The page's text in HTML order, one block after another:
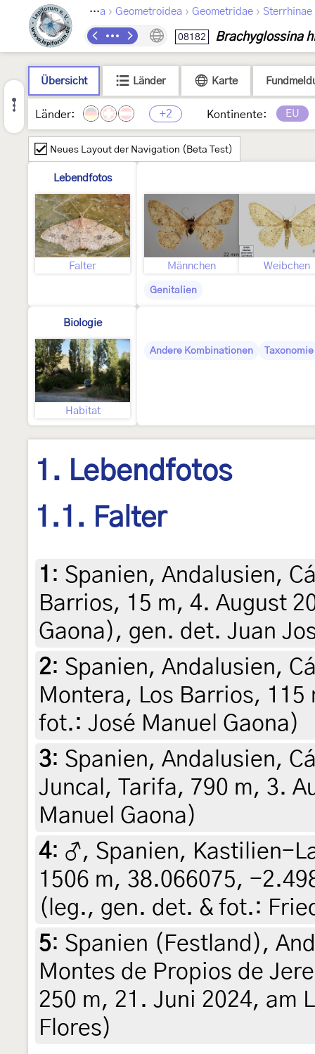
Lepidoptera › Geometroidea › Geometridae › Sterrhinae
08182 Brachyglossina
Übersicht Länder Karte
Länder: +2 Kontinente: EU
Neues Layout der Navigation (Beta Test)
Lebendfotos
Falter Männchen Weibchen
Genitalien
Biologie
Habitat
Andere Kombinationen Taxonomie
1. Lebendfotos
1.1. Falter
1 : Spanien, Andalusien,
Barrios, 15 m, 4. August
Gaona), gen. det. Juan
2: Spanien, Andalusien,
Montera, Los Barrios,
fot.: José Manuel Gaona)
3: Spanien, Andalusien,
Juncal, Tarifa, 790 m, 3.
Manuel Gaona)
4: ♂, Spanien, Kastilien-
1506 m, 38.066075, -
(leg., gen. det. & fot.:
5: Spanien (Festland),
Montes de Propios de
250 m, 21. Juni 2024, am
Flores)